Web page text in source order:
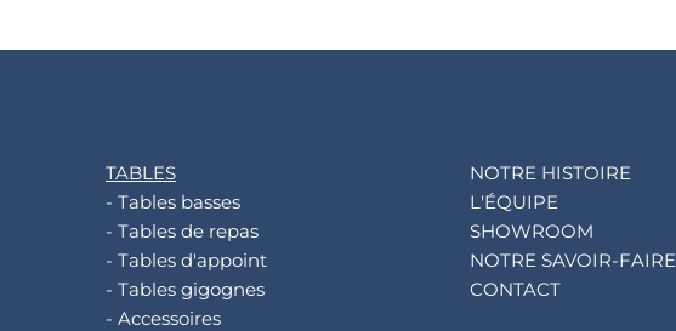
TABLES
- Tables basses
- Tables de repas
- Tables d'appoint
- Tables gigognes
- Accessoires
NOTRE HISTOIRE
L'ÉQUIPE
SHOWROOM
NOTRE SAVOIR-FAIRE
CONTACT